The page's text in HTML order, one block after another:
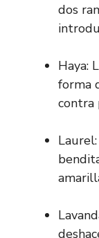
dos
Haya:
forma
contra